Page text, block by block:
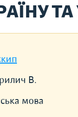
В.
мова